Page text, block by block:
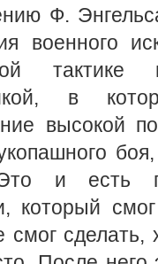
Ф.
военного
тактике
в
высокой
и есть
который
смог